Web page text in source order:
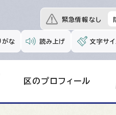
緊急情報なし
がな 読み上げ 文字サイ
区のプロフィール